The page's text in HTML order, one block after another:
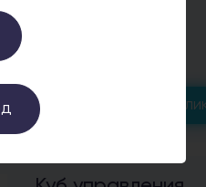
Заказать в один